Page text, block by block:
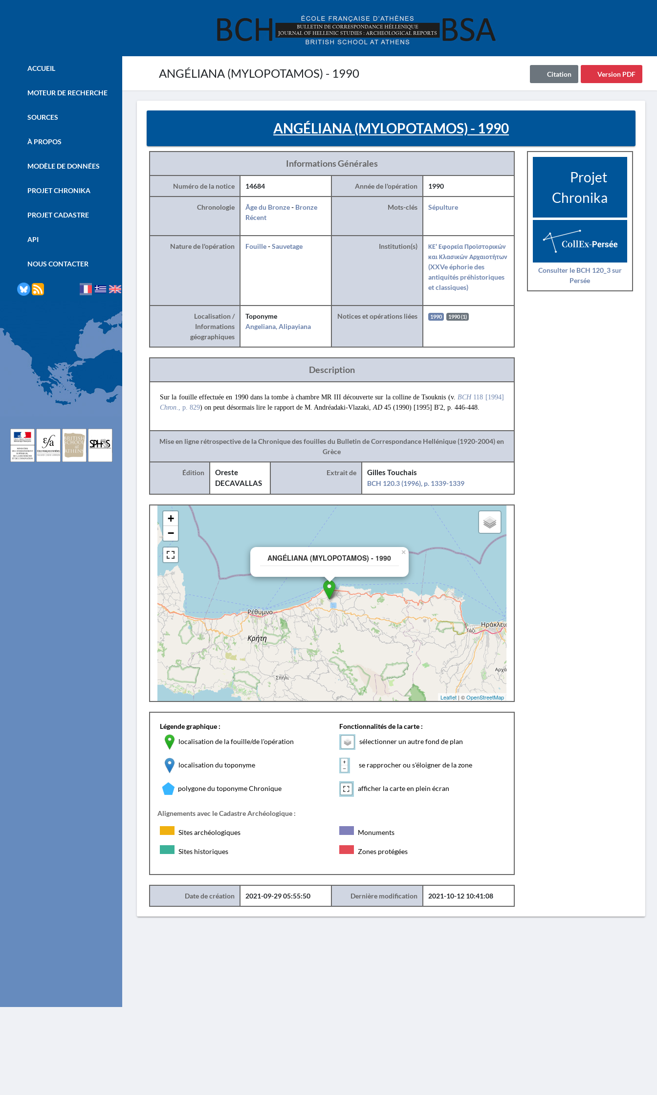
ANGÉLIANA (MYLOPOTAMOS) - 1990 Version PDF
Citation
ACCUEIL
MOTEUR DE RECHERCHE
SOURCES
À PROPOS
MODÈLE DE DONNÉES
PROJET CHRONIKA
PROJET CADASTRE
API
NOUS CONTACTER
ANGÉLIANA (MYLOPOTAMOS) - 1990
Informations Générales
Numéro de la notice 14684 Année de l'opération 1990
Chronologie Âge du Bronze- Bronze
Récent
Mots-clés Sépulture
Nature de l'opération Fouille-Sauvetage Institution(s)
ΚΕ' Εφορεία Προϊστορικών
και Κλασικών Αρχαιοτήτων
(XXVe éphorie des
antiquités préhistoriques
et classiques)
Localisation /
Informations
géographiques
Toponyme
Angeliana, Alipayiana
Notices et opérations liées 1990 1990 (1)
Description
Sur la fouille effectuée en 1990 dans la tombe à chambre MR III découverte sur la colline de Tsouknis (v.BCH 118 [1994]
Chron., p. 829) on peut désormais lire le rapport de M. Andréadaki-Vlazaki, AD 45 (1990) [1995] B'2, p. 446-448.
Mise en ligne rétrospective de la Chronique des fouilles du Bulletin de Correspondance Hellénique (1920-2004) en
Grèce
Édition
Oreste
DECAVALLAS
Extrait de
Gilles Touchais
BCH 120.3 (1996), p. 1339-1339
ANGÉLIANA (MYLOPOTAMOS) - 1990
×
+
−
Leaflet| ©OpenStreetMap
Légende graphique :
localisation de la fouille/de l'opération
localisation du toponyme
polygone du toponyme Chronique
Fonctionnalités de la carte :
sélectionner un autre fond de plan
se rapprocher ou s'éloigner de la zone
afficher la carte en plein écran
Alignements avec le Cadastre Archéologique :
Sites archéologiques Monuments
Sites historiques Zones protégées
Date de création 2021-09-29 05:55:50 Dernière modification 2021-10-12 10:41:08
Projet
Chronika
Consulter le BCH 120_3 sur
Persée